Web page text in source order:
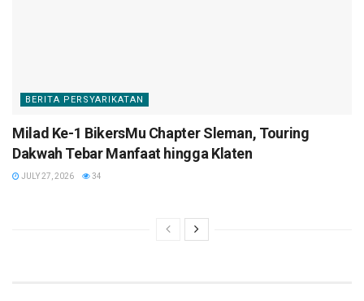
BERITA PERSYARIKATAN
Milad Ke-1 BikersMu Chapter Sleman, Touring
Dakwah Tebar Manfaat hingga Klaten
JULY 27, 2026 34